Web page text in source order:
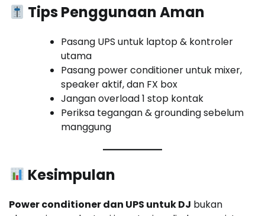
Tips Penggunaan Aman
Pasang UPS untuk laptop & kontroler
utama
Pasang power conditioner untuk mixer,
speaker aktif, dan FX box
Jangan overload 1 stop kontak
Periksa tegangan & grounding sebelum
manggung
Kesimpulan
Power conditioner dan UPS untuk DJ bukan